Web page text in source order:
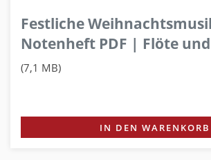
Festliche
Notenheft PDF | Flöte
(7,1 MB)
IN DEN WARENKORB